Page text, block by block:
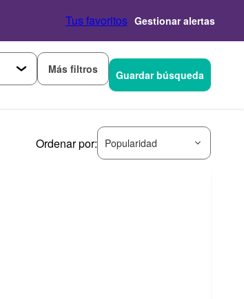
Tus favoritos Gestionar alertas
Más filtros Guardar búsqueda
Ordenar por: Popularidad